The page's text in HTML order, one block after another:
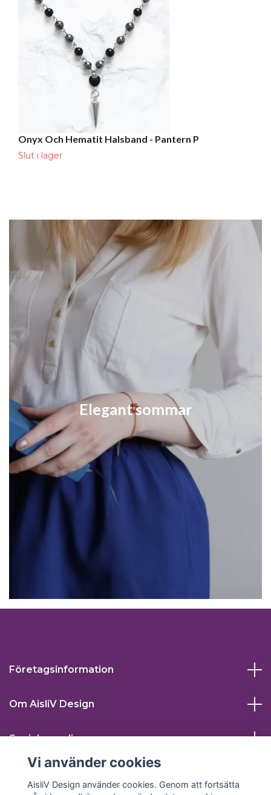
Elegant sommar
Onyx Och Hematit Halsband - Pantern P
Slut i lager
Företagsinformation
Om AisliV Design
Sociala medier
Vi använder cookies
AisliV Design använder cookies. Genom att fortsätta